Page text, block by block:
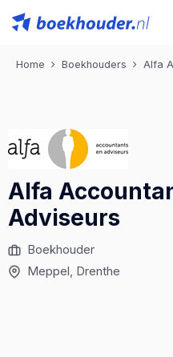
Home Boekhouders Alfa
Alfa
Adviseurs
Boekhouder
Meppel, Drenthe